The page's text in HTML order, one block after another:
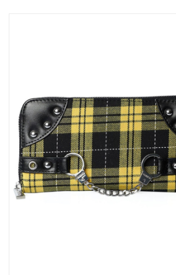
Giftware & Lifestyle &
Collectables
Bezoek ons